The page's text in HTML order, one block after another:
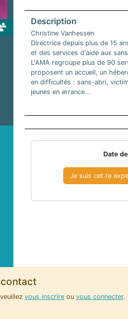
Christine Vanhessen
Directrice depuis plus de 15
et des services d'aide aux
L'AMA regroupe plus de 90
proposent un accueil, un
en difficultés : sans-abri,
jeunes en errance...
Date
Je suis cet∙te
vous inscrire ou vous connecter.